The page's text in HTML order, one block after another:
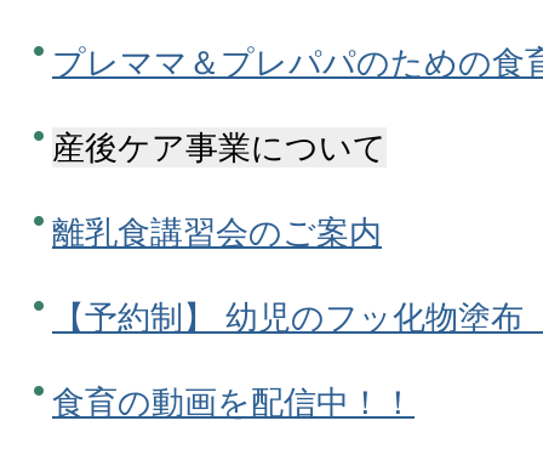
プレママ＆プレパパのための食
産後ケア事業について
離乳食講習会のご案内
【予約制】 幼児のフッ化物塗布
食育の動画を配信中！！